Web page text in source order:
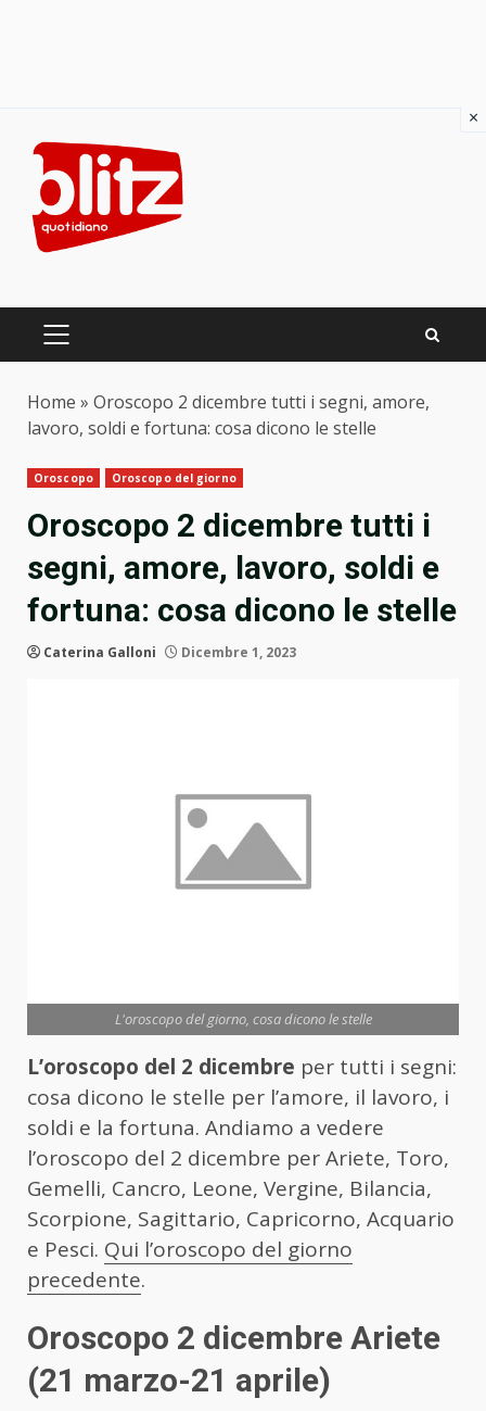
content
PRIMARY
Home » Oroscopo 2 dicembre tutti i segni, amore,
lavoro, soldi e fortuna: cosa dicono le stelle
Oroscopo Oroscopo del giorno
Oroscopo 2 dicembre tutti i
segni, amore, lavoro, soldi e
fortuna: cosa dicono le stelle
Caterina Galloni Dicembre 1, 2023
L'oroscopo del giorno, cosa dicono le stelle
L’oroscopo del 2 dicembre per tutti i segni:
cosa dicono le stelle per l’amore, il lavoro, i
soldi e la fortuna. Andiamo a vedere
l’oroscopo del 2 dicembre per Ariete, Toro,
Gemelli, Cancro, Leone, Vergine, Bilancia,
Scorpione, Sagittario, Capricorno, Acquario
e Pesci. Qui l’oroscopo del giorno
precedente.
Oroscopo 2 dicembre Ariete
(21 marzo-21 aprile)
×